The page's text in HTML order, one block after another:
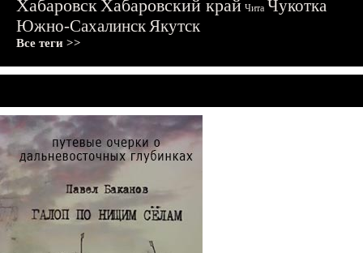
ХабаровскХабаровский край Чита Чукотка
Южно-СахалинскЯкутск
Все теги >>